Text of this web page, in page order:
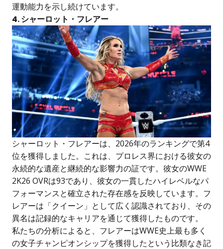
運動能力を示し続けています。
4. シャーロット・フレアー
シャーロット・フレアーは、2026年のランキングで第4
位を獲得しました。これは、プロレス界における彼女の
永続的な遺産と継続的な影響力の証です。彼女のWWE
2K26 OVRは93であり、彼女の一貫したハイレベルなパ
フォーマンスと確立された存在感を反映しています。フ
レアーは「クイーン」として広く認識されており、その
異名は記録的なキャリアを通じて獲得したものです。
私たちの分析によると、フレアーはWWE史上最も多く
の女子チャンピオンシップを獲得したという比類なき記